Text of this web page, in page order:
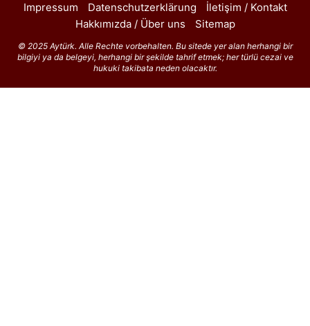
Impressum Datenschutzerklärung
İletişim / Kontakt
Hakkımızda / Über uns
Sitemap
© 2025 Aytürk. Alle Rechte vorbehalten. Bu sitede yer alan herhangi bir
bilgiyi ya da belgeyi, herhangi bir şekilde tahrif etmek; her türlü cezai ve
hukuki takibata neden olacaktır.